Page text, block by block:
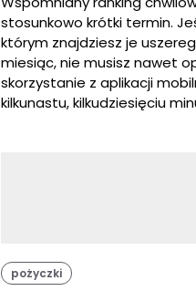
stosunkowo krótki termin.
którym znajdziesz je
miesiąc, nie musisz nawet
skorzystanie z aplikacji
kilkunastu, kilkudziesięciu
pożyczki